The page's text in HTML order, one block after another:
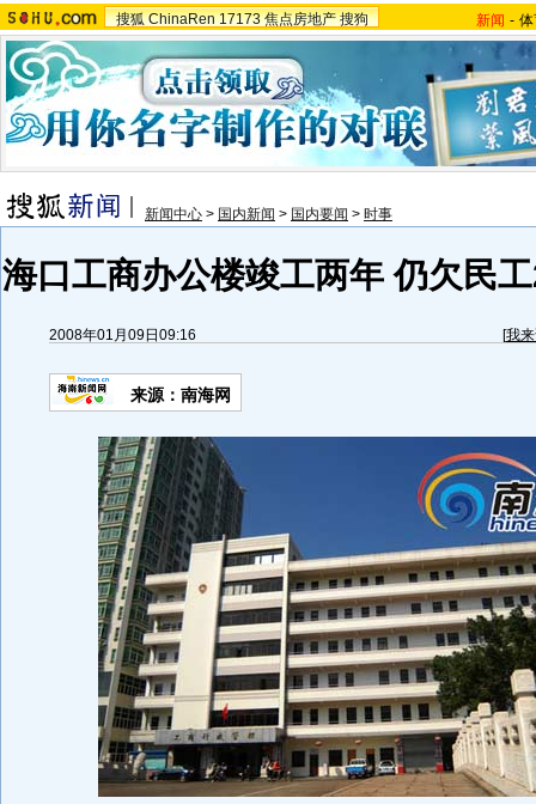
搜狐 ChinaRen 17173 焦点房地产 搜狗 新闻 -
新闻中心 > 国内新闻 > 国内要闻 > 时事
海口工商办公楼竣工两年 仍欠民
2008年01月09日09:16 [我
来源：南海网